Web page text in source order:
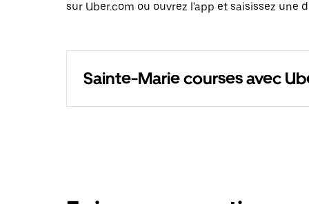
sur Uber.com ou ouvrez l'app et saisissez une
Sainte-Marie courses avec